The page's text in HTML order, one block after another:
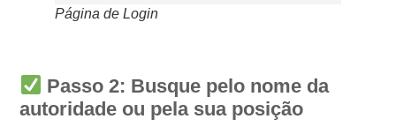
Página de Login
Passo 2: Busque pelo nome da
autoridade ou pela sua posição